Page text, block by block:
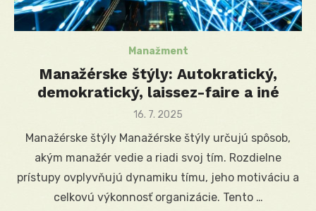
Manažment
Manažérske štýly: Autokratický,
demokratický, laissez-faire a iné
Posted
16. 7. 2025
Manažérske štýly Manažérske štýly určujú spôsob,
akým manažér vedie a riadi svoj tím. Rozdielne
prístupy ovplyvňujú dynamiku tímu, jeho motiváciu a
celkovú výkonnosť organizácie. Tento …